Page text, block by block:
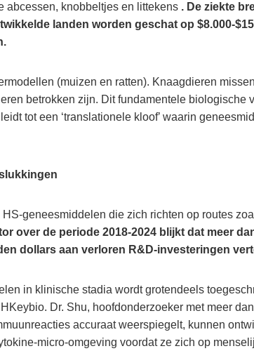
abcessen, knobbeltjes en littekens . De ziekte
landen worden geschat op $8.000-
(muizen en ratten). Knaagdieren
betrokken zijn. Dit fundamentele
tot een ‘translationele kloof’ waarin
geneesmiddelen die zich richten op routes
over de periode 2018-2024 blijkt dat meer
dollars aan verloren R&D-investeringen
in klinische stadia wordt grotendeels
Dr. Shu, hoofdonderzoeker met meer
accuraat weerspiegelt, kunnen
micro-omgeving voordat ze zich op